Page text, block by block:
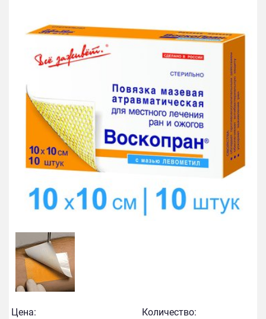
Цена:
Количество: